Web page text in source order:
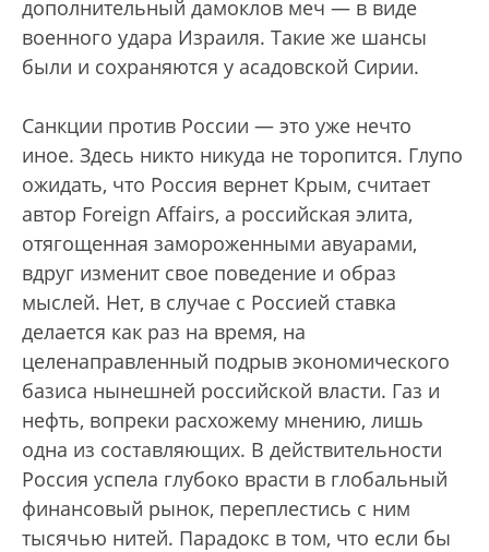
дополнительный дамоклов меч — в виде
военного удара Израиля. Такие же шансы
были и сохраняются у асадовской Сирии.
Санкции против России — это уже нечто
иное. Здесь никто никуда не торопится. Глупо
ожидать, что Россия вернет Крым, считает
автор Foreign Affairs, а российская элита,
отягощенная замороженными авуарами,
вдруг изменит свое поведение и образ
мыслей. Нет, в случае с Россией ставка
делается как раз на время, на
целенаправленный подрыв экономического
базиса нынешней российской власти. Газ и
нефть, вопреки расхожему мнению, лишь
одна из составляющих. В действительности
Россия успела глубоко врасти в глобальный
финансовый рынок, переплестись с ним
тысячью нитей. Парадокс в том, что если бы